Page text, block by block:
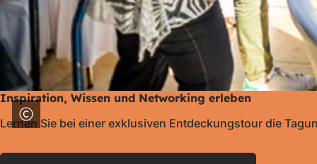
Inspiration, Wissen und Networking erleben
Lernen Sie bei einer exklusiven Entdeckungstour die